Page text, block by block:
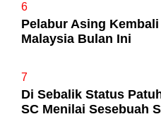
6
Pelabur Asing
Malaysia Bulan Ini
7
Di Sebalik Status
SC Menilai Sesebuah